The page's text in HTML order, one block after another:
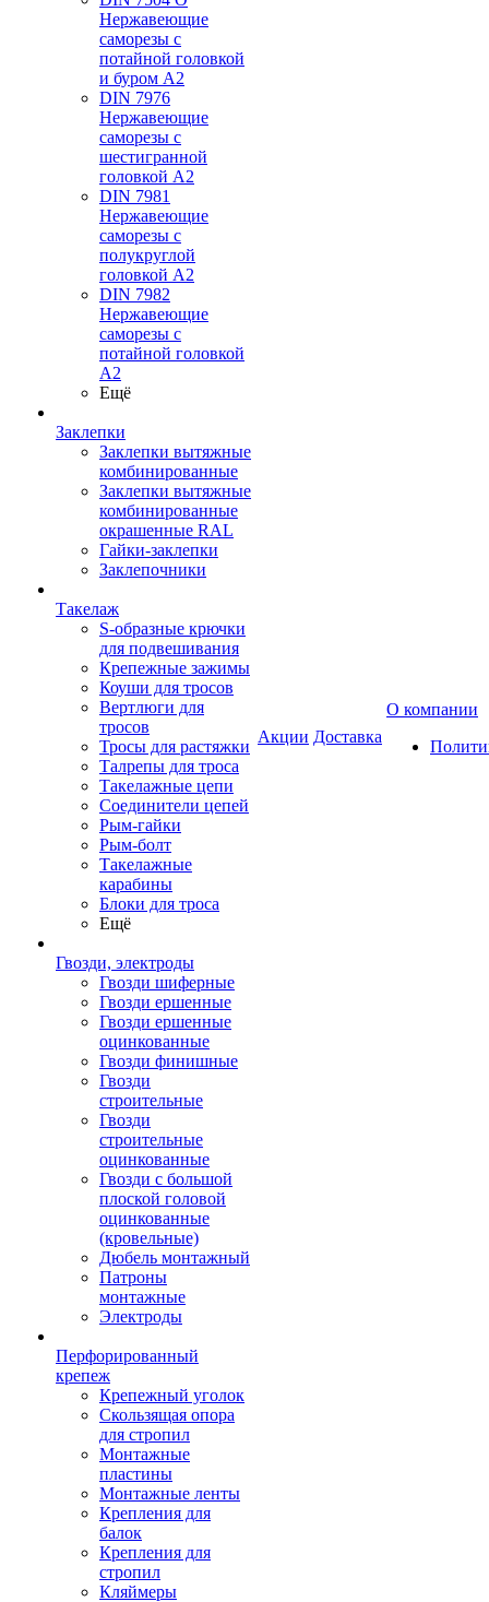
Нержавеющие
саморезы с
потайной головкой
и буром А2
DIN 7976
Нержавеющие
саморезы с
шестигранной
головкой А2
DIN 7981
Нержавеющие
саморезы с
полукруглой
головкой А2
DIN 7982
Нержавеющие
саморезы с
потайной головкой
А2
Ещё
Заклепки
Заклепки вытяжные
комбинированные
Заклепки вытяжные
комбинированные
окрашенные RAL
Гайки-заклепки
Заклепочники
Такелаж
S-образные крючки
для подвешивания
Крепежные зажимы
Коуши для тросов
Вертлюги для
тросов
Тросы для растяжки
Талрепы для троса
Такелажные цепи
Соединители цепей
Рым-гайки
Рым-болт
Такелажные
карабины
Блоки для троса
Ещё
Гвозди, электроды
Гвозди шиферные
Гвозди ершенные
Гвозди ершенные
оцинкованные
Гвозди финишные
Гвозди
строительные
Гвозди
строительные
оцинкованные
Гвозди с большой
плоской головой
оцинкованные
(кровельные)
Дюбель монтажный
Патроны
монтажные
Электроды
Перфорированный
крепеж
Крепежный уголок
Скользящая опора
для стропил
Монтажные
пластины
Монтажные ленты
Крепления для
балок
Крепления для
стропил
Кляймеры
Акции Доставка
О компании